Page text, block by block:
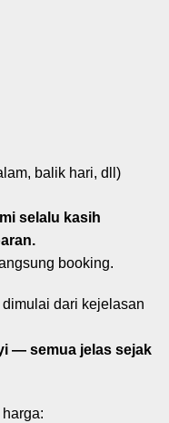
balik hari, dll)
selalu kasih
booking.
dari kejelasan
— semua jelas sejak